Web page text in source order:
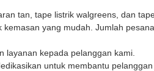
tan, tape listrik walgreens, dan
yang mudah. Jumlah
layanan kepada pelanggan kami.
untuk membantu